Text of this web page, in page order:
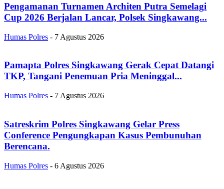
Pengamanan Turnamen Architen Putra Semelagi
Cup 2026 Berjalan Lancar, Polsek Singkawang...
Humas Polres - 7 Agustus 2026
Pamapta Polres Singkawang Gerak Cepat Datangi
TKP, Tangani Penemuan Pria Meninggal...
Humas Polres - 7 Agustus 2026
Satreskrim Polres Singkawang Gelar Press
Conference Pengungkapan Kasus Pembunuhan
Berencana.
Humas Polres - 6 Agustus 2026